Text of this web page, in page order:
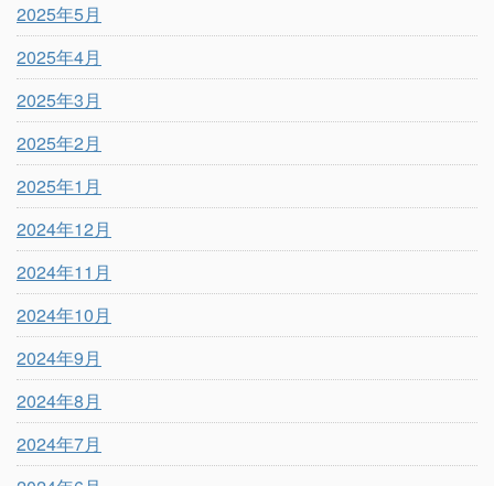
2025年5月
2025年4月
2025年3月
2025年2月
2025年1月
2024年12月
2024年11月
2024年10月
2024年9月
2024年8月
2024年7月